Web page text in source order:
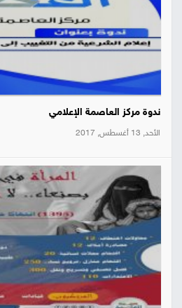
ندوة مركز العاصمة الإعلامي
الأحد, 13 أغسطس, 2017